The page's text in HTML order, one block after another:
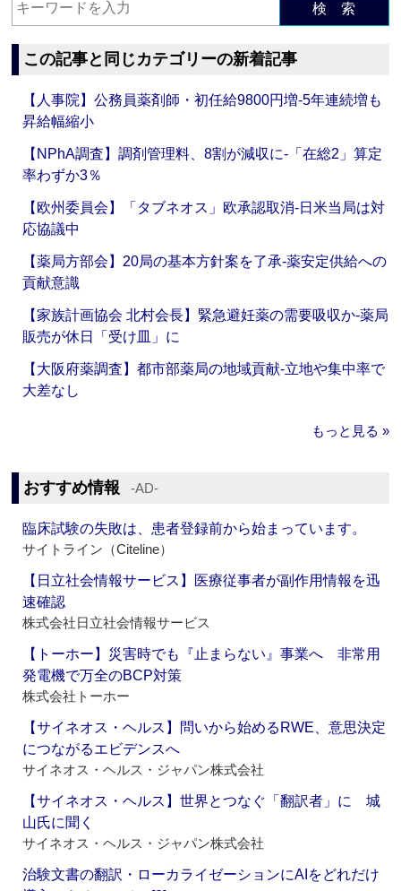
検 索
この記事と同じカテゴリーの新着記事
【人事院】公務員薬剤師・初任給9800円増‐5年連続増も
昇給幅縮小
【NPhA調査】調剤管理料、8割が減収に‐「在総2」算定
率わずか3％
【欧州委員会】「タブネオス」欧承認取消‐日米当局は対
応協議中
【薬局方部会】20局の基本方針案を了承‐薬安定供給への
貢献意識
【家族計画協会 北村会長】緊急避妊薬の需要吸収か‐薬局
販売が休日「受け皿」に
【大阪府薬調査】都市部薬局の地域貢献‐立地や集中率で
大差なし
もっと見る »
おすすめ情報 ‐AD‐
臨床試験の失敗は、患者登録前から始まっています。
サイトライン（Citeline）
【日立社会情報サービス】医療従事者が副作用情報を迅
速確認
株式会社日立社会情報サービス
【トーホー】災害時でも『止まらない』事業へ 非常用
発電機で万全のBCP対策
株式会社トーホー
【サイネオス・ヘルス】問いから始めるRWE、意思決定
につながるエビデンスへ
サイネオス・ヘルス・ジャパン株式会社
【サイネオス・ヘルス】世界とつなぐ「翻訳者」に 城
山氏に聞く
サイネオス・ヘルス・ジャパン株式会社
治験文書の翻訳・ローカライゼーションにAIをどれだけ